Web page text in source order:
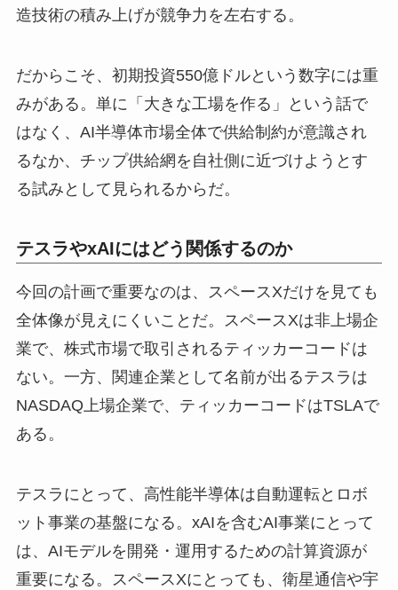
造技術の積み上げが競争力を左右する。
だからこそ、初期投資550億ドルという数字には重
みがある。単に「大きな工場を作る」という話で
はなく、AI半導体市場全体で供給制約が意識され
るなか、チップ供給網を自社側に近づけようとす
る試みとして見られるからだ。
テスラやxAIにはどう関係するのか
今回の計画で重要なのは、スペースXだけを見ても
全体像が見えにくいことだ。スペースXは非上場企
業で、株式市場で取引されるティッカーコードは
ない。一方、関連企業として名前が出るテスラは
NASDAQ上場企業で、ティッカーコードはTSLAで
ある。
テスラにとって、高性能半導体は自動運転とロボ
ット事業の基盤になる。xAIを含むAI事業にとって
は、AIモデルを開発・運用するための計算資源が
重要になる。スペースXにとっても、衛星通信や宇